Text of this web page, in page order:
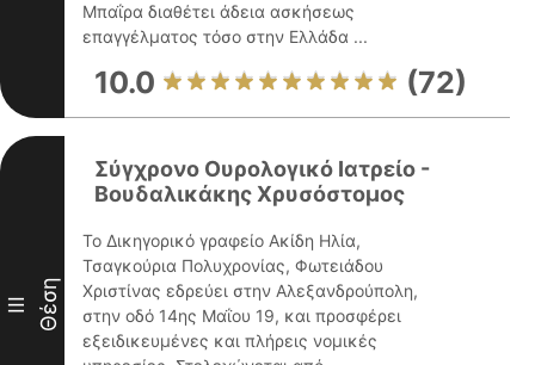
Μπαΐρα διαθέτει άδεια ασκήσεως
επαγγέλματος τόσο στην Ελλάδα ...
10.0 (72)
III Θέση
Σύγχρονο Ουρολογικό Ιατρείο -
Βουδαλικάκης Χρυσόστομος
Το Δικηγορικό γραφείο Ακίδη Ηλία,
Τσαγκούρια Πολυχρονίας, Φωτειάδου
Χριστίνας εδρεύει στην Αλεξανδρούπολη,
στην οδό 14ης Μαΐου 19, και προσφέρει
εξειδικευμένες και πλήρεις νομικές